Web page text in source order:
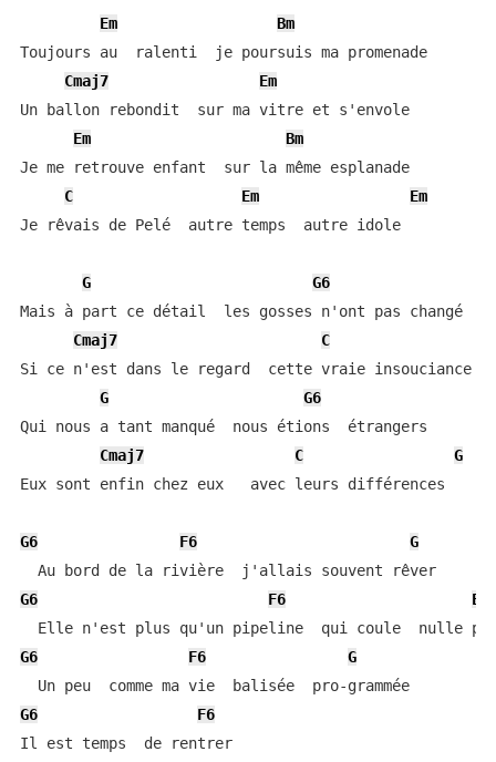
Em
Bm
Toujours au  ralenti  je poursuis ma promenade
Cmaj7
Em
Un ballon rebondit  sur ma vitre et s'envole
Em
Bm
Je me retrouve enfant  sur la même esplanade
C
Em
Em
Je rêvais de Pelé  autre temps  autre idole
G
G6
Mais à part ce détail  les gosses n'ont pas changé
Cmaj7
C
Si ce n'est dans le regard  cette vraie insouciance
G
G6
Qui nous a tant manqué  nous étions  étrangers
Cmaj7
C
G
Eux sont enfin chez eux   avec leurs différences
G6 F6
G
  Au bord de la rivière  j'allais souvent rêver
G6
F6 Em
G6 F6
G
  Un peu  comme ma vie  balisée  pro-grammée
G6
F6
Il est temps  de rentrer